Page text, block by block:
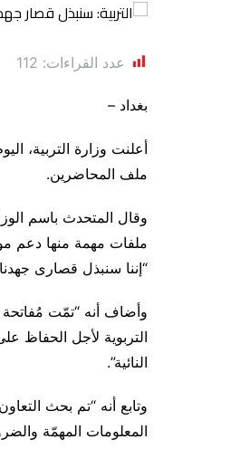
عدد القراءات: 112
بغداد –
أعلنت وزارة التربية،
ملف المحاضرين.
وقال المتحدث باسم
ملفات مهمة منها دعم
“إننا سنبذل قصارى
وأضاف أنه “تمّت
التربوية لأجل الحفاظ
النائية”.
وتابع أنه “تم بحث
المعلومات المهمّة